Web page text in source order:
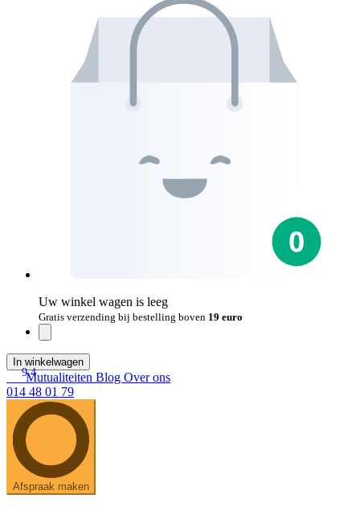
Uw winkel wagen is leeg
Gratis verzending bij bestelling boven 19 euro
In winkelwagen
9.4
Mutualiteiten Blog Over ons
014 48 01 79
Afspraak maken